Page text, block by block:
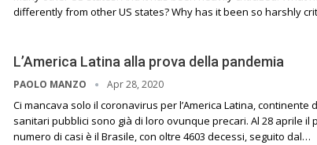
differently from other US states? Why has it been so harshly
L’America Latina alla prova della pandemia
PAOLO MANZO Apr 28, 2020
Ci mancava solo il coronavirus per l’America Latina, continente
sanitari pubblici sono già di loro ovunque precari. Al 28 aprile il
numero di casi è il Brasile, con oltre 4603 decessi, seguito dal…